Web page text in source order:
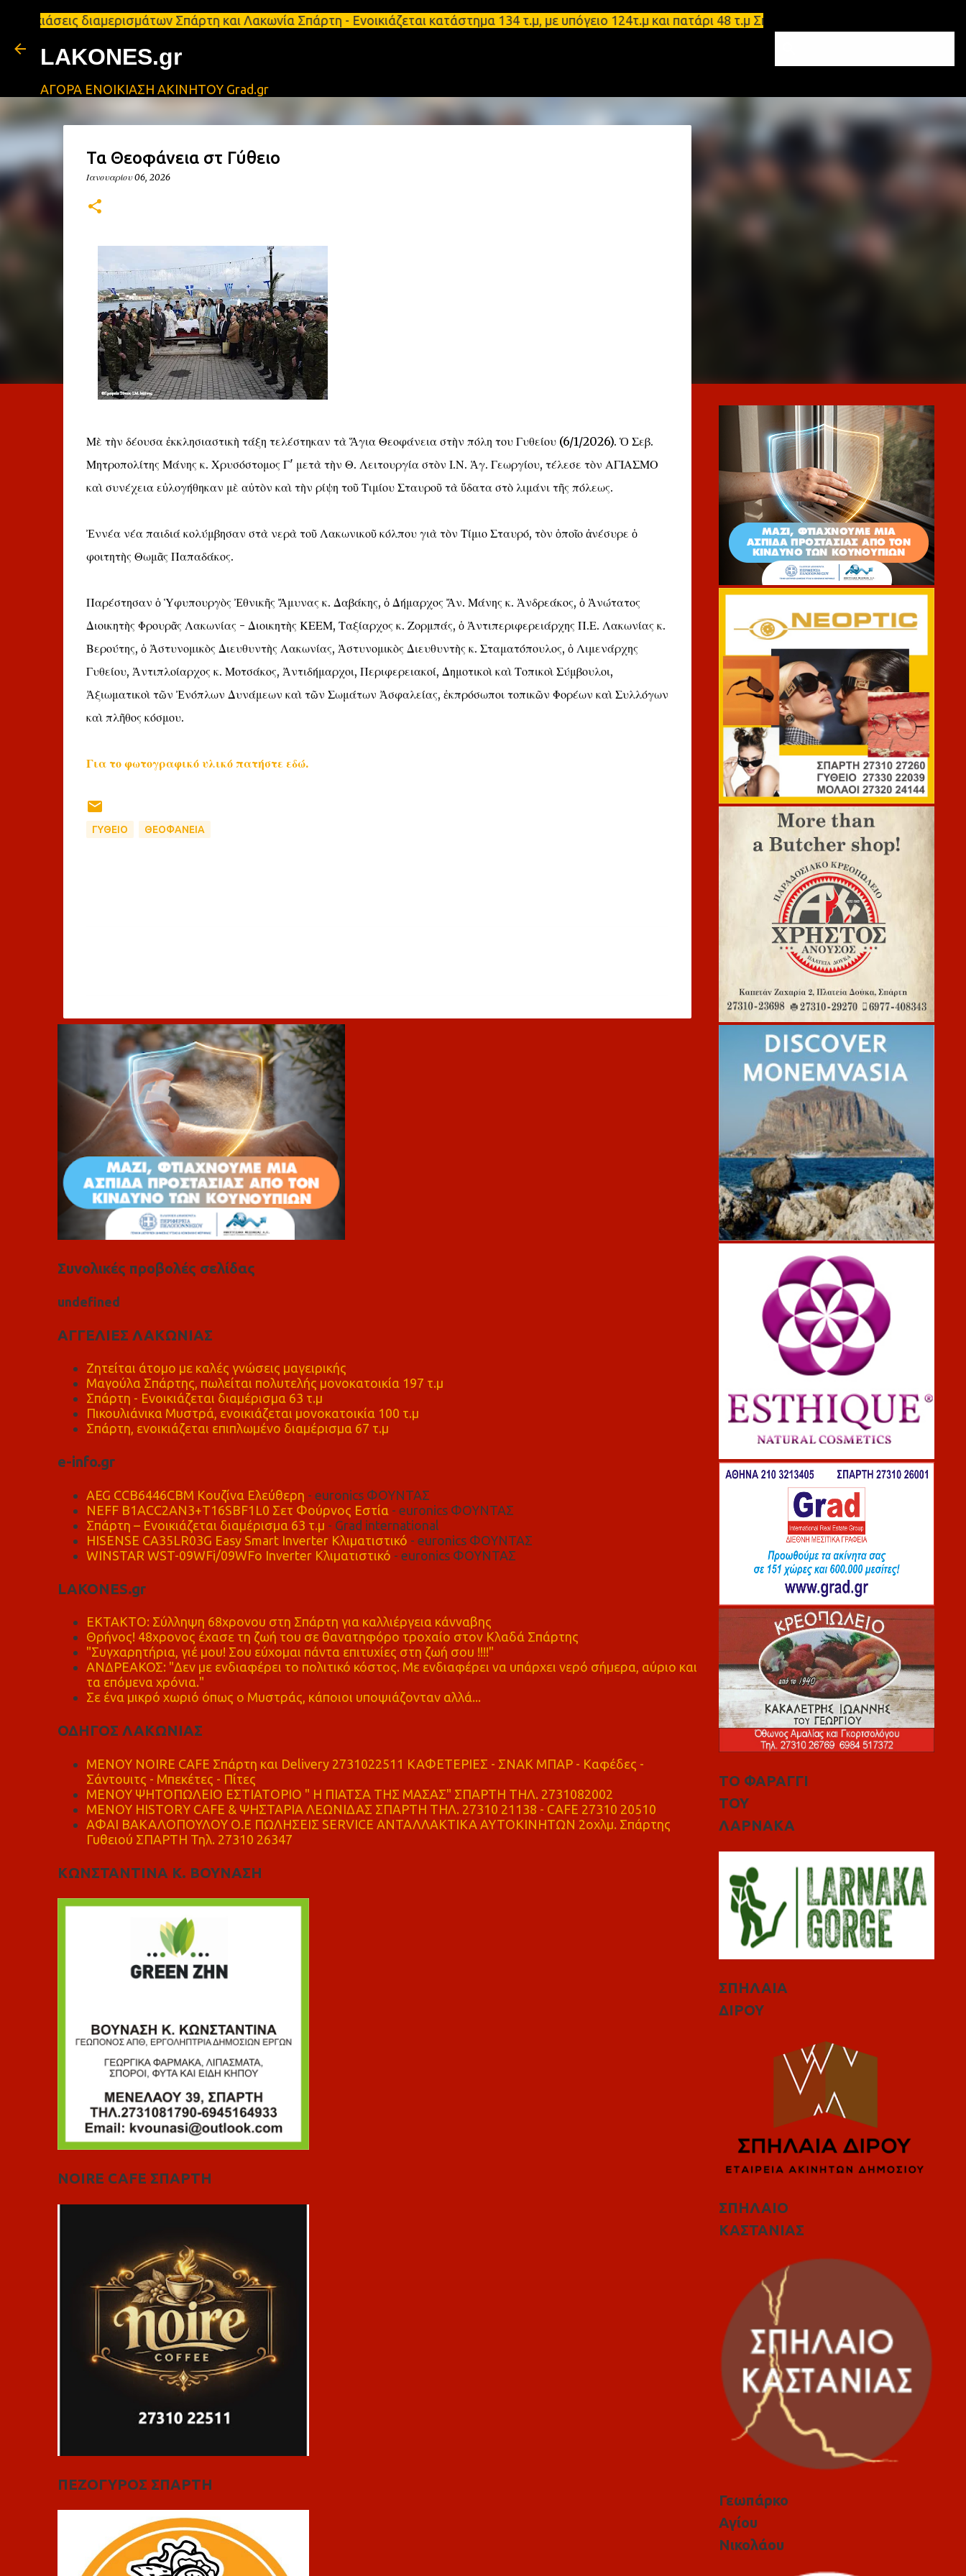
Μετάβαση στο κύριο περιεχόμενο
διαμερισμάτων Σπάρτη και Λακωνία Σπάρτη - Ενοικιάζεται κατάστημα 134 τ.μ, με υπόγειο 124τ.μ και πατάρι 48 τ.μ Σπάρτη - Ενοικιάζεται
LAKONES.gr
ΑΓΟΡΑ ΕΝΟΙΚΙΑΣΗ ΑΚΙΝΗΤΟΥ Grad.gr
Τα Θεοφάνεια στὸ Γύθειο
Ιανουαρίου 06, 2026
Μὲ τὴν δέουσα ἐκκλησιαστικὴ τάξη τελέστηκαν τὰ Ἅγια Θεοφάνεια στὴν πόλη του Γυθείου (6/1/2026). Ὁ Σεβ.
Μητροπολίτης Μάνης κ. Χρυσόστομος Γ' μετὰ τὴν Θ. Λειτουργία στὸν Ι.Ν. Ἁγ. Γεωργίου, τέλεσε τὸν ΑΓΙΑΣΜΟ
καὶ συνέχεια εὐλογήθηκαν μὲ αὐτὸν καὶ τὴν ρίψη τοῦ Τιμίου Σταυροῦ τὰ ὕδατα στὸ λιμάνι τῆς πόλεως.
Ἐννέα νέα παιδιά κολύμβησαν στὰ νερὰ τοῦ Λακωνικοῦ κόλπου γιὰ τὸν Τίμιο Σταυρό, τὸν ὁποῖο ἀνέσυρε ὁ
φοιτητὴς Θωμᾶς Παπαδάκος.
Παρέστησαν ὁ Ὑφυπουργὸς Ἐθνικῆς Ἄμυνας κ. Δαβάκης, ὁ Δήμαρχος Ἄν. Μάνης κ. Ἀνδρεάκος, ὁ Ἀνώτατος
Διοικητὴς Φρουρᾶς Λακωνίας - Διοικητὴς ΚΕΕΜ, Ταξίαρχος κ. Ζορμπάς, ὁ Ἀντιπεριφερειάρχης Π.Ε. Λακωνίας κ.
Βερούτης, ὁ Ἀστυνομικὸς Διευθυντὴς Λακωνίας, Ἀστυνομικὸς Διευθυντὴς κ. Σταματόπουλος, ὁ Λιμενάρχης
Γυθείου, Ἀντιπλοίαρχος κ. Μοτσάκος, Ἀντιδήμαρχοι, Περιφερειακοί, Δημοτικοὶ καὶ Τοπικοὶ Σύμβουλοι,
Ἀξιωματικοὶ τῶν Ἐνόπλων Δυνάμεων καὶ τῶν Σωμάτων Ἀσφαλείας, ἐκπρόσωποι τοπικῶν Φορέων καὶ Συλλόγων
καὶ πλῆθος κόσμου.
Για το φωτογραφικό υλικό πατήστε εδώ.
ΓΥΘΕΙΟ ΘΕΟΦΑΝΕΙΑ
λ
Συνολικές προβολές σελίδας
undefned
ΑΓΓΕΛΙΕΣ ΛΑΚΩΝΙΑΣ
Ζητείται άτομο με καλές γνώσεις μαγειρικής
Μαγούλα Σπάρτης, πωλείται πολυτελής μονοκατοικία 197 τ.μ
Σπάρτη - Ενοικιάζεται διαμέρισμα 63 τ.μ
Πικουλιάνικα Μυστρά, ενοικιάζεται μονοκατοικία 100 τ.μ
Σπάρτη, ενοικιάζεται επιπλωμένο διαμέρισμα 67 τ.μ
e-info.gr
AEG CCB6446CBM Κουζίνα Ελεύθερη - euronics ΦΟΥΝΤΑΣ
NEFF B1ACC2AN3+T16SBF1L0 Σετ Φούρνος Εστία - euronics ΦΟΥΝΤΑΣ
Σπάρτη – Ενοικιάζεται διαμέρισμα 63 τ.μ - Grad international
HISENSE CA35LR03G Easy Smart Inverter Κλιματιστικό - euronics ΦΟΥΝΤΑΣ
WINSTAR WST-09WFi/09WFo Inverter Κλιματιστικό - euronics ΦΟΥΝΤΑΣ
LAKONES.gr
ΕΚΤΑΚΤΟ: Σύλληψη 68χρονου στη Σπάρτη για καλλιέργεια κάνναβης
Θρήνος! 48χρονος έχασε τη ζωή του σε θανατηφόρο τροχαίο στον Κλαδά Σπάρτης
"Συγχαρητήρια, γιέ μου! Σου εύχομαι πάντα επιτυχίες στη ζωή σου !!!!"
ΑΝΔΡΕΑΚΟΣ: "Δεν με ενδιαφέρει το πολιτικό κόστος. Με ενδιαφέρει να υπάρχει νερό σήμερα, αύριο και
τα επόμενα χρόνια."
Σε ένα μικρό χωριό όπως ο Μυστράς, κάποιοι υποψιάζονταν αλλά...
ΟΔΗΓΟΣ ΛΑΚΩΝΙΑΣ
MENOY NOIRE CAFE Σπάρτη και Delivery 2731022511 ΚΑΦΕΤΕΡΙΕΣ - ΣΝΑΚ ΜΠΑΡ - Καφέδες -
Σάντουιτς - Μπεκέτες - Πίτες
ΜΕΝΟΥ ΨΗΤΟΠΩΛΕΙΟ ΕΣΤΙΑΤΟΡΙΟ " Η ΠΙΑΤΣΑ ΤΗΣ ΜΑΣΑΣ" ΣΠΑΡΤΗ ΤΗΛ. 2731082002
ΜΕΝΟΥ HISTORY CAFE & ΨΗΣΤΑΡΙΑ ΛΕΩΝΙΔΑΣ ΣΠΑΡΤΗ ΤΗΛ. 27310 21138 - CAFE 27310 20510
ΑΦΑΙ ΒΑΚΑΛΟΠΟΥΛΟΥ Ο.Ε ΠΩΛΗΣΕΙΣ SERVICE ΑΝΤΑΛΛΑΚΤΙΚΑ ΑΥΤΟΚΙΝΗΤΩΝ 2οχλμ. Σπάρτης
Γυθειού ΣΠΑΡΤΗ Τηλ. 27310 26347
ΚΩΝΣΤΑΝΤΙΝΑ Κ. ΒΟΥΝΑΣΗ
NOIRE CAFE ΣΠΑΡΤΗ
ΠΕΖΟΓΥΡΟΣ ΣΠΑΡΤΗ
ΤΟ ΦΑΡΑΓΓΙ
ΤΟΥ
ΛΑΡΝΑΚΑ
ΣΠΗΛΑΙΑ
ΔΙΡΟΥ
ΣΠΗΛΑΙΟ
ΚΑΣΤΑΝΙΑΣ
Γεωπάρκο
Αγίου
Νικολάου